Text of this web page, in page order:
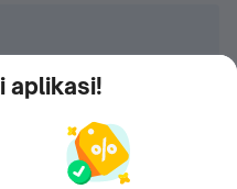
aplikasi!